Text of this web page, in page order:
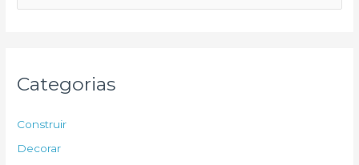
e
Categorias
Construir
Decorar